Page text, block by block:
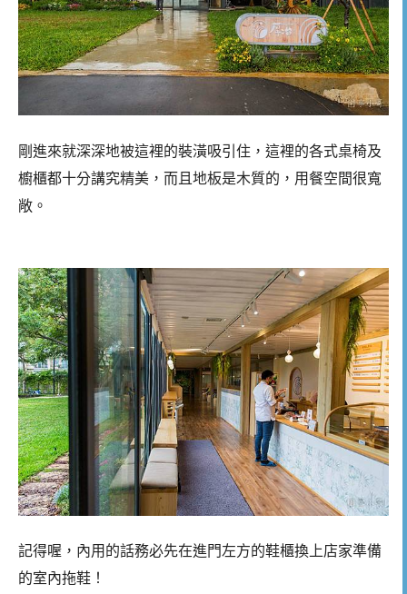
剛進來就深深地被這裡的裝潢吸引住，這裡的各式桌椅及
櫥櫃都十分講究精美，而且地板是木質的，用餐空間很寬
敞。
記得喔，內用的話務必先在進門左方的鞋櫃換上店家準備
的室內拖鞋！